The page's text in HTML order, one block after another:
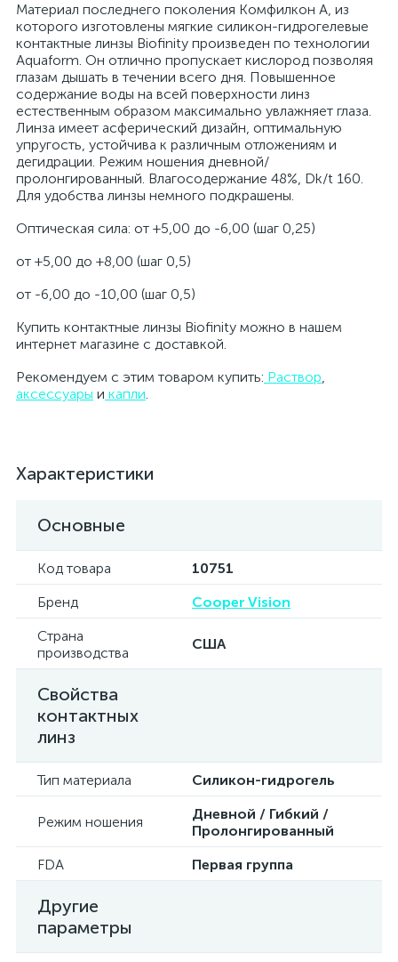
Материал последнего поколения Комфилкон A, из
которого изготовлены мягкие силикон-гидрогелевые
контактные линзы Biofinity произведен по технологии
Aquaform. Он отлично пропускает кислород позволяя
глазам дышать в течении всего дня. Повышенное
содержание воды на всей поверхности линз
естественным образом максимально увлажняет глаза.
Линза имеет асферический дизайн, оптимальную
упругость, устойчива к различным отложениям и
дегидрации. Режим ношения дневной/
пролонгированный. Влагосодержание 48%, Dk/t 160.
Для удобства линзы немного подкрашены.
Оптическая сила: от +5,00 до -6,00 (шаг 0,25)
от +5,00 до +8,00 (шаг 0,5)
от -6,00 до -10,00 (шаг 0,5)
Купить контактные линзы Biofinity можно в нашем
интернет магазине с доставкой.
Рекомендуем с этим товаром купить: Раствор,
аксессуары и капли.
Характеристики
Основные
Код товара
10751
Бренд
Cooper Vision
Страна
производства
США
Свойства
контактных
линз
Тип материала Силикон-гидрогель
Режим ношения
Дневной / Гибкий /
Пролонгированный
FDA
Первая группа
Другие
параметры